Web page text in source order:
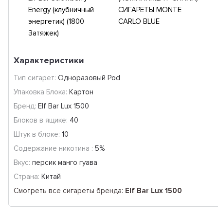
Energy (клубничный
энергетик) (1800
Затяжек)
СИГАРЕТЫ MONTE
CARLO BLUE
Характеристики
Тип сигарет: Одноразовый Pod
Упаковка Блока: Картон
Бренд: Elf Bar Lux 1500
Блоков в ящике: 40
Штук в блоке: 10
Содержание никотина : 5%
Вкус: персик манго гуава
Страна: Китай
Смотреть все сигареты бренда: Elf Bar Lux 1500